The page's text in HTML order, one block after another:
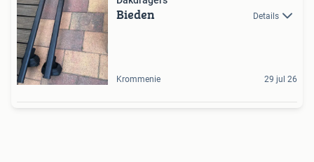
Bieden Details
Krommenie 29 jul 26